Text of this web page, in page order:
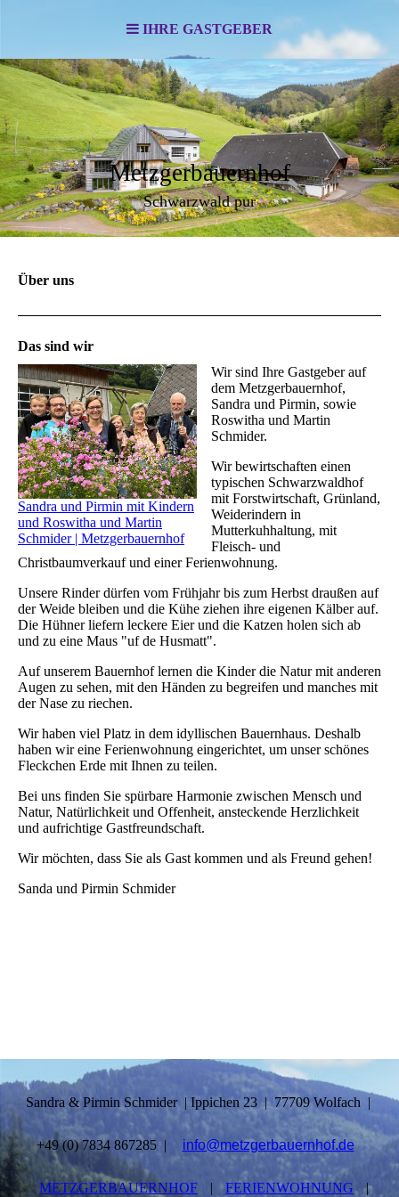
IHRE GASTGEBER
Metzgerbauernhof
Schwarzwald pur
Über uns
Das sind wir
Sandra und Pirmin mit Kindern
und Roswitha und Martin
Schmider | Metzgerbauernhof
Wir sind Ihre Gastgeber auf
dem Metzgerbauernhof,
Sandra und Pirmin, sowie
Roswitha und Martin
Schmider.
Wir bewirtschaften einen
typischen Schwarzwaldhof
mit Forstwirtschaft, Grünland,
Weiderindern in
Mutterkuhhaltung, mit
Fleisch- und
Christbaumverkauf und einer Ferienwohnung.
Unsere Rinder dürfen vom Frühjahr bis zum Herbst draußen auf
der Weide bleiben und die Kühe ziehen ihre eigenen Kälber auf.
Die Hühner liefern leckere Eier und die Katzen holen sich ab
und zu eine Maus "uf de Husmatt".
Auf unserem Bauernhof lernen die Kinder die Natur mit anderen
Augen zu sehen, mit den Händen zu begreifen und manches mit
der Nase zu riechen.
Wir haben viel Platz in dem idyllischen Bauernhaus. Deshalb
haben wir eine Ferienwohnung eingerichtet, um unser schönes
Fleckchen Erde mit Ihnen zu teilen.
Bei uns finden Sie spürbare Harmonie zwischen Mensch und
Natur, Natürlichkeit und Offenheit, ansteckende Herzlichkeit
und aufrichtige Gastfreundschaft.
Wir möchten, dass Sie als Gast kommen und als Freund gehen!
Sanda und Pirmin Schmider
Sandra & Pirmin Schmider | Ippichen 23 | 77709 Wolfach |
+49 (0) 7834 867285 | info@metzgerbauernhof.de
METZGERBAUERNHOF | FERIENWOHNUNG |